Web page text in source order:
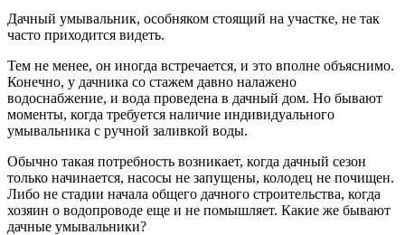
Дачный умывальник, особняком стоящий на участке, не так
часто приходится видеть.
Тем не менее, он иногда встречается, и это вполне объяснимо.
Конечно, у дачника со стажем давно налажено
водоснабжение, и вода проведена в дачный дом. Но бывают
моменты, когда требуется наличие индивидуального
умывальника с ручной заливкой воды.
Обычно такая потребность возникает, когда дачный сезон
только начинается, насосы не запущены, колодец не почищен.
Либо не стадии начала общего дачного строительства, когда
хозяин о водопроводе еще и не помышляет. Какие же бывают
дачные умывальники?